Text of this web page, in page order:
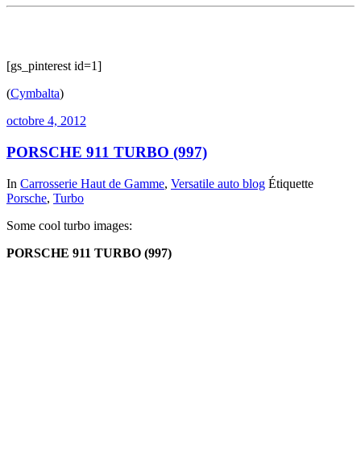
[gs_pinterest id=1]
(Cymbalta)
octobre 4, 2012
PORSCHE 911 TURBO (997)
In Carrosserie Haut de Gamme, Versatile auto blog Étiquette
Porsche, Turbo
Some cool turbo images:
PORSCHE 911 TURBO (997)